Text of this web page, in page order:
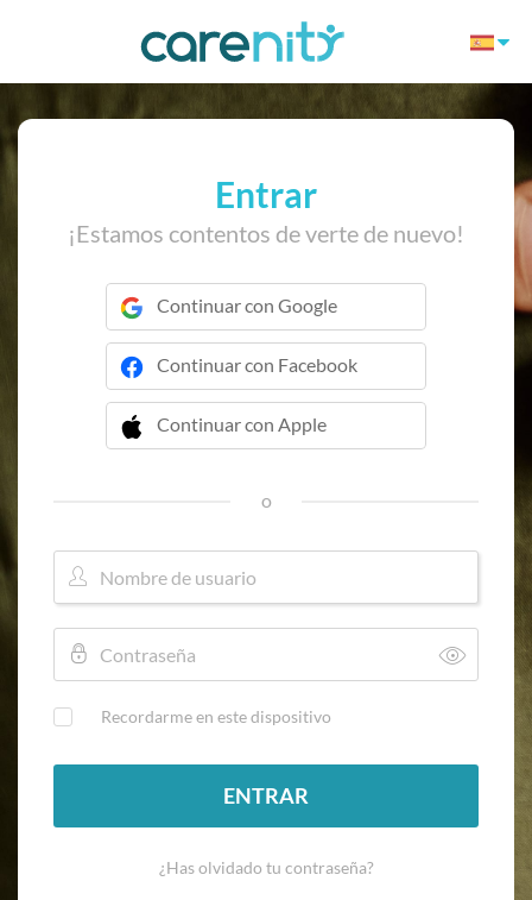
Entrar
¡Estamos contentos de verte de nuevo!
Continuar con Google
Continuar con Facebook
Continuar con Apple
 Continuar con Apple
o
Recordarme en este dispositivo
ENTRAR
¿Has olvidado tu contraseña?